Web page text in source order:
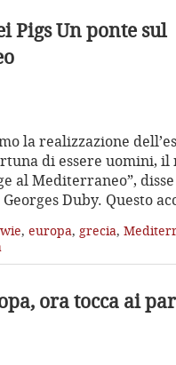
PigsUn ponte sul
la realizzazione
di essere uomini, il
al Mediterraneo”,
Duby. Questo
, europa, grecia,
ora tocca ai